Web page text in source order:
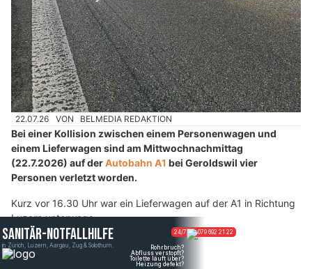
22.07.26 VON BELMEDIA REDAKTION
Bei einer Kollision zwischen einem Personenwagen und
einem Lieferwagen sind am Mittwochnachmittag
(22.7.2026) auf derAutobahn A1 bei Geroldswil vier
Personen verletzt worden.
Kurz vor 16.30 Uhr war ein Lieferwagen auf der A1 in Richtung
Luzern unterwegs.
Weiterlesen